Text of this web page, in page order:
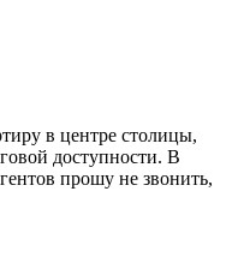
в центре столицы,
доступности. В
прошу не звонить,